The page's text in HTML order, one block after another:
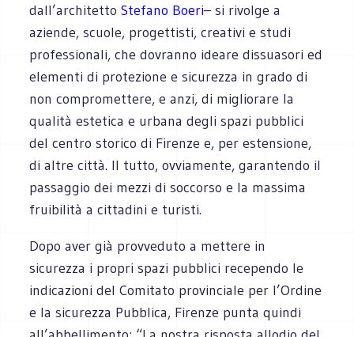
dall’architettoStefano Boeri– si rivolge a
aziende, scuole, progettisti, creativi e studi
professionali, che dovranno ideare dissuasori ed
elementi di protezione e sicurezza in grado di
non compromettere, e anzi, di migliorare la
qualità estetica e urbana degli spazi pubblici
del centro storico di Firenze e, per estensione,
di altre città. Il tutto, ovviamente, garantendo il
passaggio dei mezzi di soccorso e la massima
fruibilità a cittadini e turisti.
Dopo aver già provveduto a mettere in
sicurezza i propri spazi pubblici recependo le
indicazioni del Comitato provinciale per l’Ordine
e la sicurezza Pubblica, Firenze punta quindi